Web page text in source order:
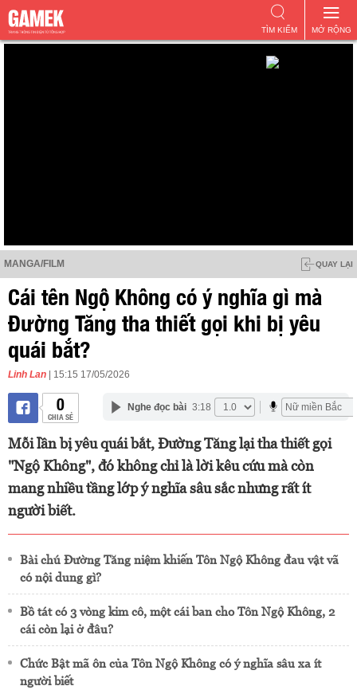
MỞ RỘNG
TÌM KIẾM
MANGA/FILM QUAY LẠI
Cái tên Ngộ Không có ý nghĩa gì mà
Đường Tăng tha thiết gọi khi bị yêu
quái bắt?
Linh Lan | 15:15 17/05/2026
0
CHIA SẺ
Nghe đọc bài 3:18
Mỗi lần bị yêu quái bắt, Đường Tăng lại tha thiết gọi
"Ngộ Không", đó không chỉ là lời kêu cứu mà còn
mang nhiều tầng lớp ý nghĩa sâu sắc nhưng rất ít
người biết.
Bài chú Đường Tăng niệm khiến Tôn Ngộ Không đau vật vã
có nội dung gì?
Bồ tát có 3 vòng kim cô, một cái ban cho Tôn Ngộ Không, 2
cái còn lại ở đâu?
Chức Bật mã ôn của Tôn Ngộ Không có ý nghĩa sâu xa ít
người biết